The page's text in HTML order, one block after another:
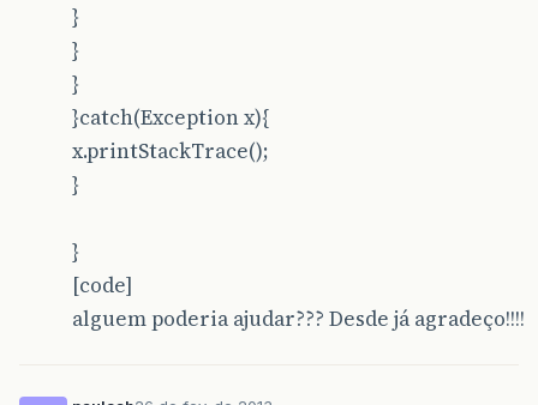
}
}
}
}catch(Exception x){
x.printStackTrace();
}
}
[code]
alguem poderia ajudar??? Desde já agradeço!!!!